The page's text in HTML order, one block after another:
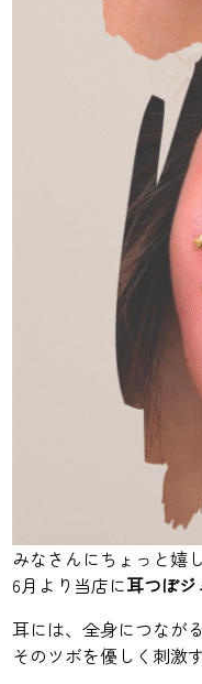
みなさんにちょっと嬉
6月より当店に耳つぼジ
耳には、全身につなが
そのツボを優しく刺激